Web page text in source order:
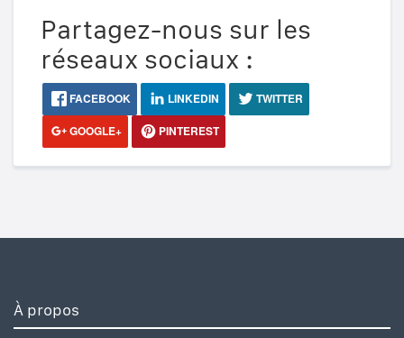
Partagez-nous sur les
réseaux sociaux :
FACEBOOK LINKEDIN
TWITTER
GOOGLE+
PINTEREST
À propos